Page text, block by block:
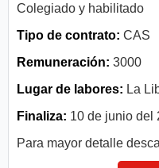
Colegiado y habilitado
Tipo de contrato: CAS
Remuneración: 3000
Lugar de labores: La
Finaliza: 10 de junio del
Para mayor detalle